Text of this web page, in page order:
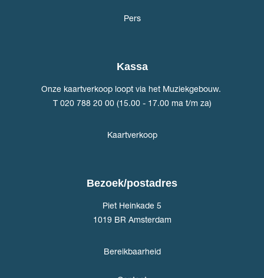
Pers
Kassa
Onze kaartverkoop loopt via het Muziekgebouw.
T 020 788 20 00 (15.00 - 17.00 ma t/m za)
Kaartverkoop
Bezoek/postadres
Piet Heinkade 5
1019 BR Amsterdam
Bereikbaarheid